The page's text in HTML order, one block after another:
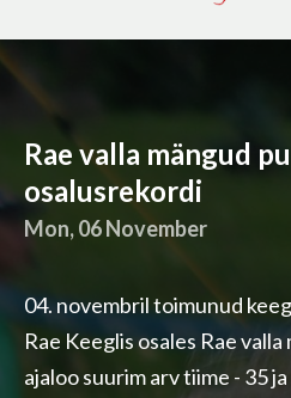
Rae valla mängud
osalusrekordi
Mon, 06 November
04. novembril toimunud
Rae Keeglis osales Rae
ajaloo suurim arv tiime - 35